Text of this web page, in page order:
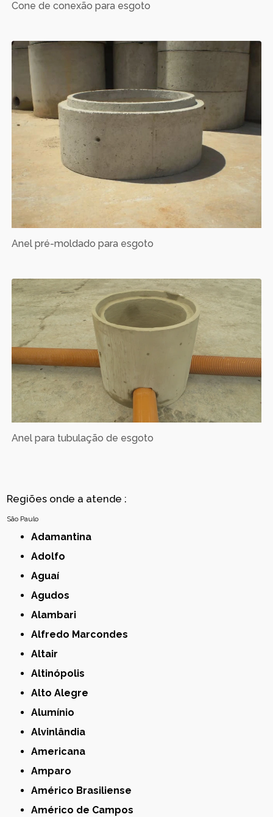
Cone de conexão para esgoto
Anel pré-moldado para esgoto
Anel para tubulação de esgoto
Regiões onde a atende :
São Paulo
Adamantina
Adolfo
Aguaí
Agudos
Alambari
Alfredo Marcondes
Altair
Altinópolis
Alto Alegre
Alumínio
Alvinlândia
Americana
Amparo
Américo Brasiliense
Américo de Campos